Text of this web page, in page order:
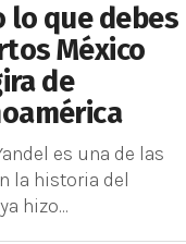
lo que debes
México
de
es una de las
la historia del
hizo...